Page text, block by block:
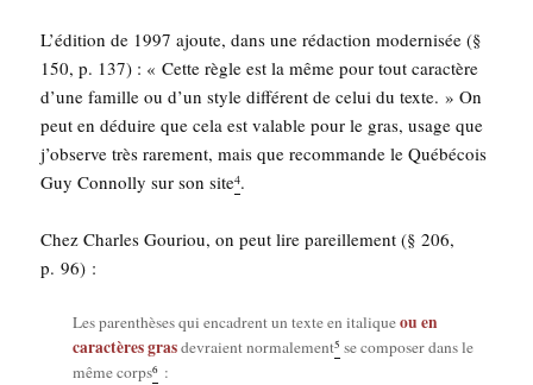
L’é­di­tion de 1997 ajoute, dans une rédac­tion moder­ni­sée (§
150, p. 137) : « Cette règle est la même pour tout carac­tère
d’une famille ou d’un style dif­fé­rent de celui du texte. » On
peut en déduire que cela est valable pour le gras, usage que
j’ob­serve très rare­ment, mais que recom­mande le Qué­bé­cois
Guy Connol­ly sur son site4.
Chez Charles Gou­riou, on peut lire pareille­ment (§ 206,
p. 96) :
Les paren­thèses qui encadrent un texte en ita­liqueou en
carac­tères grasdevraient nor­ma­le­ment5 se com­po­ser dans le
même corps6 :